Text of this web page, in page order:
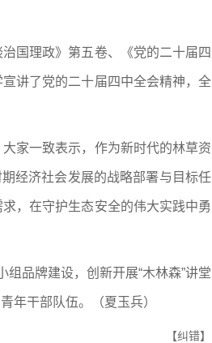
国理政》第五卷、《党的二十届四
讲了党的二十届四中全会精神，全
家一致表示，作为新时代的林草资
经济社会发展的战略部署与目标任
，在守护生态安全的伟大实践中勇
品牌建设，创新开展“木林森”讲堂
年干部队伍。（夏玉兵）
【纠错】